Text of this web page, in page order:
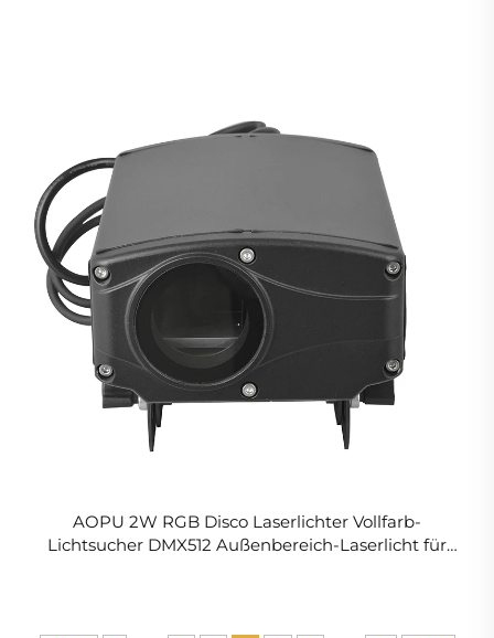
AOPU 2W RGB Disco Laserlichter Vollfarb-
Lichtsucher DMX512 Außenbereich-Laserlicht für